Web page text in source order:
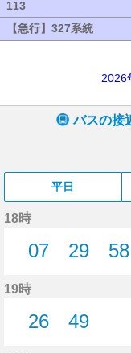
113
【急行】327系統 【急
2026
バスの接
平日
18時
07
29
58
19時
26
49